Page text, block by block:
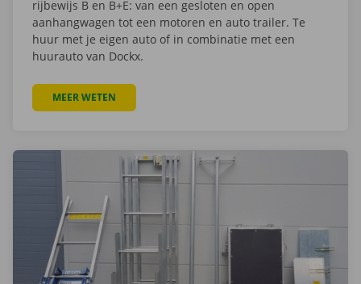
rijbewijs B en B+E: van een gesloten en open
aanhangwagen tot een motoren en auto trailer. Te
huur met je eigen auto of in combinatie met een
huurauto van Dockx.
MEER WETEN